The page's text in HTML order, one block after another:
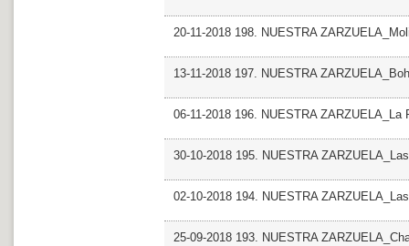
20-11-2018 198. NUESTRA
13-11-2018 197. NUESTRA
06-11-2018 196. NUESTRA ZARZUELA_La
30-10-2018 195. NUESTRA
02-10-2018 194. NUESTRA
25-09-2018 193. NUESTRA